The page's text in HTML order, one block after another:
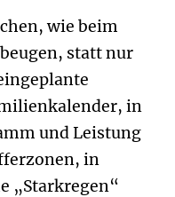
wie beim
statt nur
in
und Leistung
in
„Starkregen“